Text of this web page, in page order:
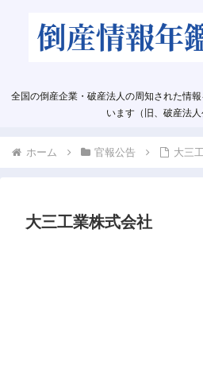
全国の倒産企業・破産法人の周知された情
います（旧、破産法人
ホーム 官報公告 大三
大三工業株式会社